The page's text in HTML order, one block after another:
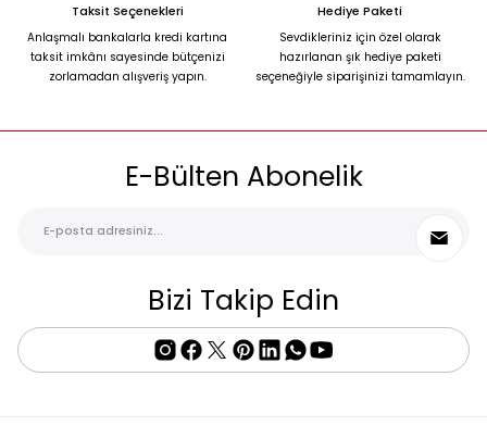
Taksit Seçenekleri
Anlaşmalı bankalarla kredi kartına
taksit imkânı sayesinde bütçenizi
zorlamadan alışveriş yapın.
Hediye Paketi
Sevdikleriniz için özel olarak
hazırlanan şık hediye paketi
seçeneğiyle siparişinizi tamamlayın.
E-Bülten Abonelik
Bizi Takip Edin